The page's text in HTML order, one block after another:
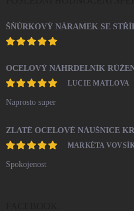
LUCIE MATLOVA
Naprosto super
ZLATÉ OCELOVÉ NÁUŠNICE
MARKÉTA
Spokojenost